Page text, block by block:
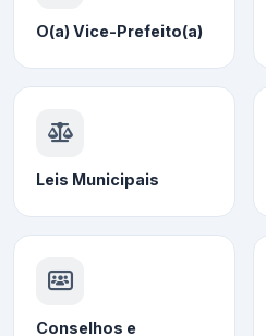
O(a) Vice-Prefeito(a)
Leis Municipais
Conselhos e